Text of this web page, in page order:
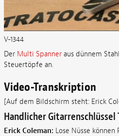
V-1344
Der Multi Spanneraus dünnem
Steuertöpfe an.
Video-Transkription
[Auf dem Bildschirm steht: Erick
Handlicher Gitarrenschlüssel
Erick Coleman: Lose Nüsse